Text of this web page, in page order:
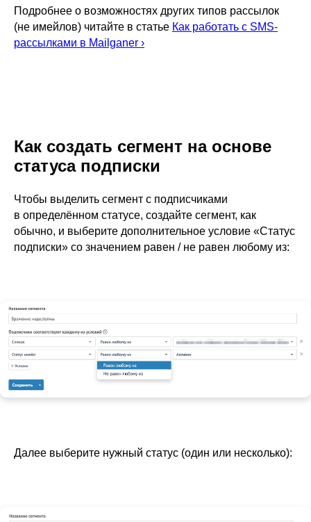
Подробнее о возможностях других типов рассылок
(не имейлов) читайте в статье Как работать с SMS-
рассылками в Mailganer ›
Как создать сегмент на основе
статуса подписки
Чтобы выделить сегмент с подписчиками
в определённом статусе, создайте сегмент, как
обычно, и выберите дополнительное условие «Статус
подписки» со значением равен / не равен любому из:
Далее выберите нужный статус (один или несколько):